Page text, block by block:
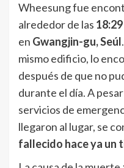
Wheesung fue
alrededor de las
en Gwangjin-gu, Seúl
mismo edificio, lo
después de que no
durante el día. A
servicios de
llegaron al lugar, se
fallecido hace ya un